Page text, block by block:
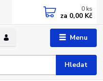
Menu
Hledat
0 ks
za 0,00 Kč